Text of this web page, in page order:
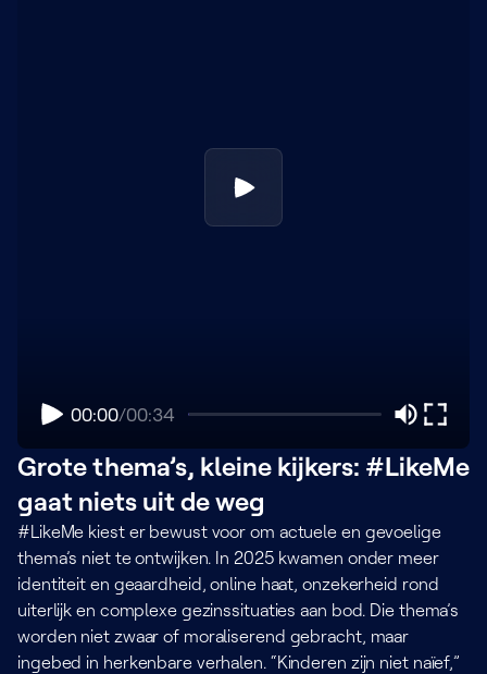
00:00/00:34
Grote thema’s, kleine kijkers: #LikeMe
gaat niets uit de weg
#LikeMe kiest er bewust voor om actuele en gevoelige
thema’s niet te ontwijken. In 2025 kwamen onder meer
identiteit en geaardheid, online haat, onzekerheid rond
uiterlijk en complexe gezinssituaties aan bod. Die thema’s
worden niet zwaar of moraliserend gebracht, maar
ingebed in herkenbare verhalen. “Kinderen zijn niet naïef,”